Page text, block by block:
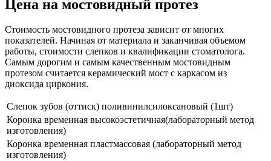
Цена на мостовидный протез
Стоимость мостовидного протеза зависит от многих
показателей. Начиная от материала и заканчивая объемом
работы, стоимости слепков и квалификации стоматолога.
Самым дорогим и самым качественным мостовидным
протезом считается керамический мост с каркасом из
диоксида циркония.
Слепок зубов (оттиск) поливинилсилоксановый (1шт)
Коронка временная высокоэстетичная(лабораторный метод
изготовления)
Коронка временная пластмассовая (лабораторный метод
изготовления)